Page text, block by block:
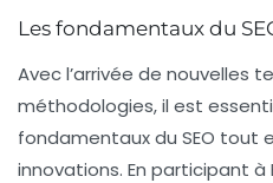
Les fondamentaux du
Avec l’arrivée de nouvelles
méthodologies, il est
fondamentaux du SEO tout
innovations. En participant à